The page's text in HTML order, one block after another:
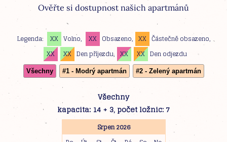
Ověřte si dostupnost našich apartmánů